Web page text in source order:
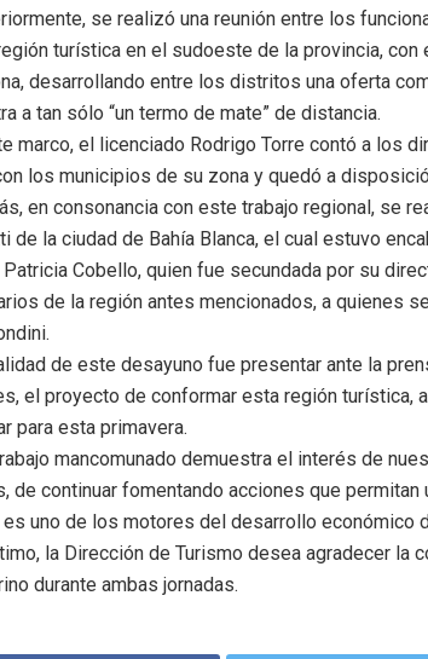
se realizó una reunión entre los
turística en el sudoeste de la provincia,
desarrollando entre los distritos una oferta
a tan sólo “un termo de mate” de distancia.
marco, el licenciado Rodrigo Torre contó a los
los municipios de su zona y quedó a
en consonancia con este trabajo regional, se
de la ciudad de Bahía Blanca, el cual estuvo
Cobello, quien fue secundada por su
de la región antes mencionados, a quienes
de este desayuno fue presentar ante la
el proyecto de conformar esta región turística,
para esta primavera.
mancomunado demuestra el interés de
de continuar fomentando acciones que
uno de los motores del desarrollo económico
la Dirección de Turismo desea agradecer la
durante ambas jornadas.